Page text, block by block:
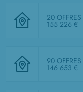
155 226 €
146 653 €